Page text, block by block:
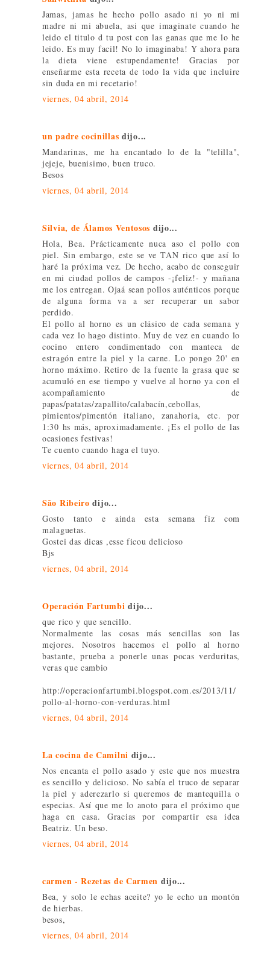
Jamas, jamas he hecho pollo asado ni yo ni mi
madre ni mi abuela, asi que imaginate cuando he
leido el titulo d tu post con las ganas que me lo he
leido. Es muy facil! No lo imaginaba! Y ahora para
la dieta viene estupendamente! Gracias por
enseñarme esta receta de todo la vida que incluire
sin duda en mi recetario!
viernes, 04 abril, 2014
un padre cocinillas dijo...
Mandarinas, me ha encantado lo de la "telilla",
jejeje, buenisimo, buen truco.
Besos
viernes, 04 abril, 2014
Silvia, de Álamos Ventosos dijo...
Hola, Bea. Prácticamente nuca aso el pollo con
piel. Sin embargo, este se ve TAN rico que así lo
haré la próxima vez. De hecho, acabo de conseguir
en mi ciudad pollos de campos -¡feliz!- y mañana
me los entregan. Ojaá sean pollos auténticos porque
de alguna forma va a ser recuperar un sabor
perdido.
El pollo al horno es un clásico de cada semana y
cada vez lo hago distinto. Muy de vez en cuando lo
cocino entero condimentado con manteca de
estragón entre la piel y la carne. Lo pongo 20' en
horno máximo. Retiro de la fuente la grasa que se
acumuló en ese tiempo y vuelve al horno ya con el
acompañamiento de
papas/patatas/zapallito/calabacín,cebollas,
pimientos/pimentón italiano, zanahoria, etc. por
1:30 hs más, aproximadamente. ¡Es el pollo de las
ocasiones festivas!
Te cuento cuando haga el tuyo.
viernes, 04 abril, 2014
São Ribeiro dijo...
Gosto tanto e ainda esta semana fiz com
malaguetas.
Gostei das dicas ,esse ficou delicioso
Bjs
viernes, 04 abril, 2014
Operación Fartumbi dijo...
que rico y que sencillo.
Normalmente las cosas más sencillas son las
mejores. Nosotros hacemos el pollo al horno
bastante, prueba a ponerle unas pocas verduritas,
veras que cambio
http://operacionfartumbi.blogspot.com.es/2013/11/
pollo-al-horno-con-verduras.html
viernes, 04 abril, 2014
La cocina de Camilni dijo...
Nos encanta el pollo asado y este que nos muestra
es sencillo y delicioso. No sabía el truco de separar
la piel y aderezarlo si queremos de mantequilla o
especias. Así que me lo anoto para el próximo que
haga en casa. Gracias por compartir esa idea
Beatriz. Un beso.
viernes, 04 abril, 2014
carmen - Rezetas de Carmen dijo...
Bea, y solo le echas aceite? yo le echo un montón
de hierbas.
besos,
viernes, 04 abril, 2014